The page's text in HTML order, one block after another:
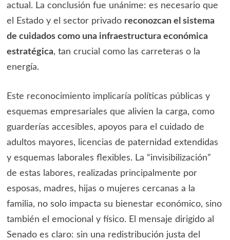
actual. La conclusión fue unánime: es necesario que
el Estado y el sector privado reconozcan el sistema
de cuidados como una infraestructura económica
estratégica, tan crucial como las carreteras o la
energía.
Este reconocimiento implicaría políticas públicas y
esquemas empresariales que alivien la carga, como
guarderías accesibles, apoyos para el cuidado de
adultos mayores, licencias de paternidad extendidas
y esquemas laborales flexibles. La “invisibilización”
de estas labores, realizadas principalmente por
esposas, madres, hijas o mujeres cercanas a la
familia, no solo impacta su bienestar económico, sino
también el emocional y físico. El mensaje dirigido al
Senado es claro: sin una redistribución justa del